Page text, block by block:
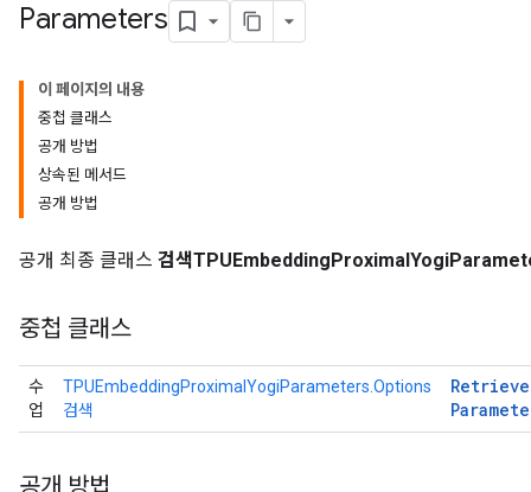
Parameters
이 페이지의 내용
중첩 클래스
공개 방법
상속된 메서드
공개 방법
공개 최종 클래스 검색
중첩 클래스
수
업
TPUEmbeddingProximalYogiParameters.Options
검색
Retrieve